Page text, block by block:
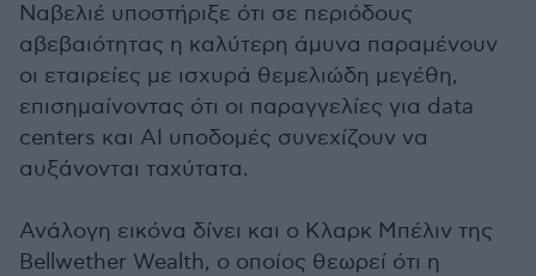
Ναβελιέ υποστήριξε ότι σε περιόδους
αβεβαιότητας η καλύτερη άμυνα παραμένουν
οι εταιρείες με ισχυρά θεμελιώδη μεγέθη,
επισημαίνοντας ότι οι παραγγελίες για data
centers και AI υποδομές συνεχίζουν να
αυξάνονται ταχύτατα.
Ανάλογη εικόνα δίνει και ο Κλαρκ Μπέλιν της
Bellwether Wealth, ο οποίος θεωρεί ότι η